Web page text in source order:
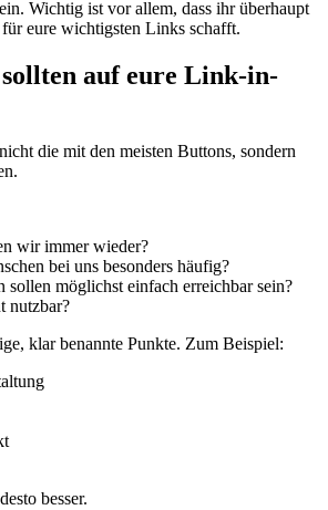
Wichtig ist vor allem, dass ihr überhaupt
eure wichtigsten Links schafft.
auf eure Link-in-
die mit den meisten Buttons, sondern
wir immer wieder?
bei uns besonders häufig?
sollen möglichst einfach erreichbar sein?
nutzbar?
klar benannte Punkte. Zum Beispiel:
besser.